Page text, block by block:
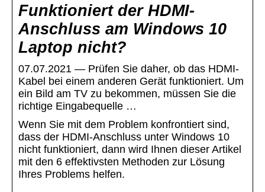
Funktioniert der HDMI-
Anschluss am Windows 10
Laptop nicht?
07.07.2021 — Prüfen Sie daher, ob das HDMI-
Kabel bei einem anderen Gerät funktioniert. Um
ein Bild am TV zu bekommen, müssen Sie die
richtige Eingabequelle …
Wenn Sie mit dem Problem konfrontiert sind,
dass der HDMI-Anschluss unter Windows 10
nicht funktioniert, dann wird Ihnen dieser Artikel
mit den 6 effektivsten Methoden zur Lösung
Ihres Problems helfen.